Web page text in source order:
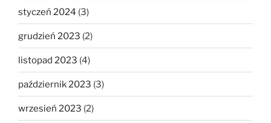
styczeń 2024 (3)
grudzień 2023 (2)
listopad 2023 (4)
październik 2023 (3)
wrzesień 2023 (2)